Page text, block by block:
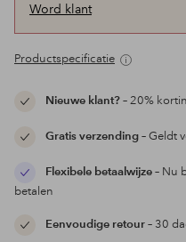
Word klant
Productspecificatie
Nieuwe klant?– 20%
Gratis verzending– Geldt
Flexibele betaalwijze– Nu
betalen
Eenvoudige retour– 30